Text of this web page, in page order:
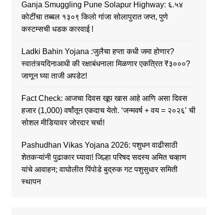
Ganja Smuggling Pune Solapur Highway: ६.५४
कोटींचा तब्बल १३०९ किलो गांजा सोलापुरात जप्त, पुणे
कस्टम्सची धडक कारवाई !
Ladki Bahin Yojana :जुलैचा हप्ता कधी जमा होणार?
स्वातंत्र्यदिनाआधी की रक्षाबंधनाला मिळणार एकत्रित ₹३०००?
जाणून घ्या ताजी अपडेट!
Fact Check: आजचा दिवस खूप खास आहे आणि असा दिवस
हजार (1,000) वर्षांतून एकदाच येतो. ‘जन्मवर्ष + वय = २०२६’ ची
सोशल मीडियावर जोरदार चर्चा!
Pashudhan Vikas Yojana 2026: पशुधन वाढीसाठी
शेतकऱ्यांनी पुढाकार घ्यावा! जिल्हा परिषद सदस्य अमित चव्हाण
यांचे आवाहन; वाघोलीत पिंपोडे बुद्रुक गट पशुसुधार समिती
स्थापन